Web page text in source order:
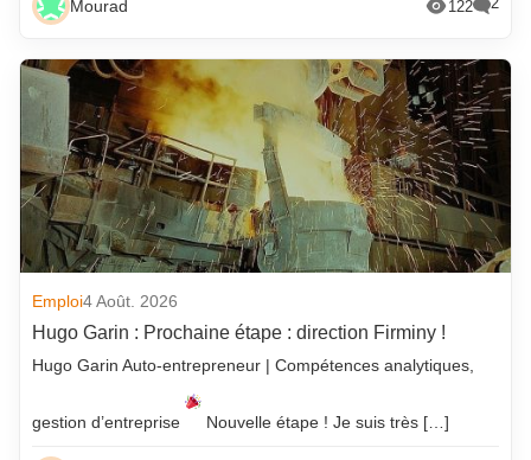
Mourad 122
Emploi4 Août. 2026
Hugo Garin : Prochaine étape : direction Firminy !
Hugo Garin Auto-entrepreneur | Compétences analytiques,
gestion d’entreprise Nouvelle étape ! Je suis très […]